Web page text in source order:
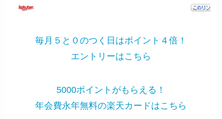
毎月５と０のつく日はポイント４倍！
エントリーはこちら
5000ポイントがもらえる！
年会費永年無料の楽天カードはこちら